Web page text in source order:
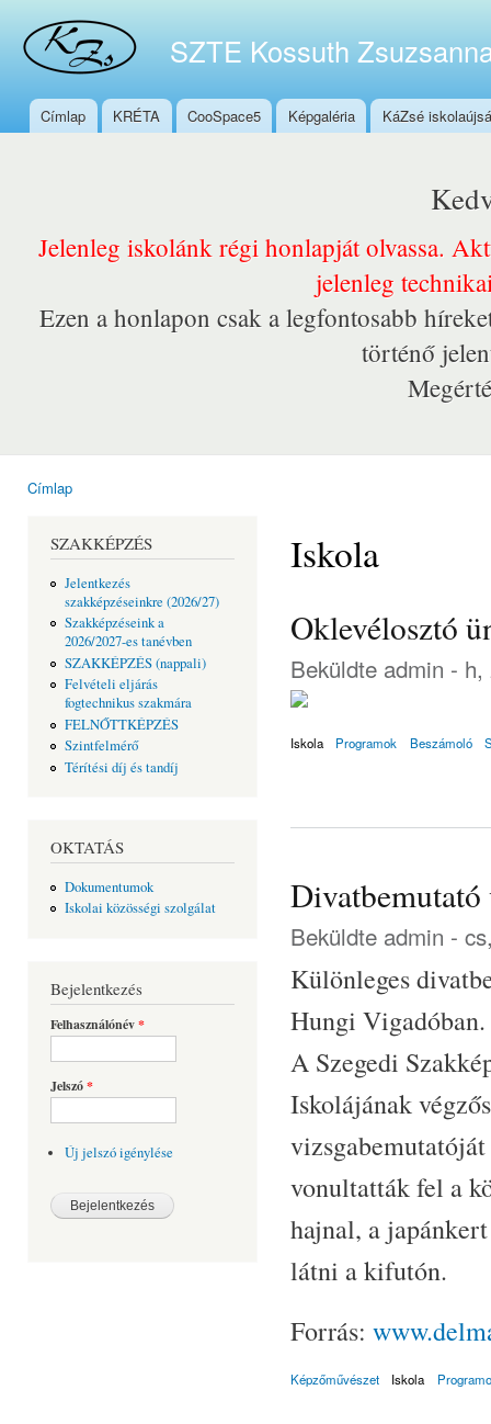
SZTE Kossuth
Főmenü
Címlap KRÉTA CooSpace5 Képgaléria KáZsé
Jelenleg iskolánk régi honlapját olvassa.
jelenleg
Ezen a honlapon csak a legfontosabb
történő
Címlap
SZAKKÉPZÉS
Jelentkezés
szakképzéseinkre (2026/27)
Szakképzéseink a
2026/2027-es tanévben
SZAKKÉPZÉS (nappali)
Felvételi eljárás
fogtechnikus szakmára
FELNŐTTKÉPZÉS
Szintfelmérő
Térítési díj és tandíj
OKTATÁS
Dokumentumok
Iskolai közösségi szolgálat
Bejelentkezés
Felhasználónév*
Jelszó*
Új jelszó igénylése
Iskola
Oklevélosztó
Beküldte admin - h,
Iskola Programok Beszámoló
Beküldte admin -
Különleges
Hungi Vigadóban.
A Szegedi
Iskolájának
vonultatták fel a
hajnal, a
látni a kifutón.
Forrás:
Képzőművészet Iskola